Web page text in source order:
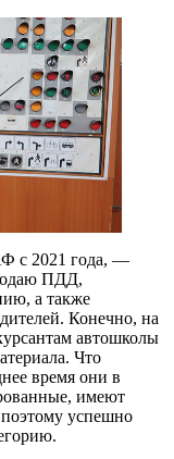
с 2021 года, —
ПДД,
а также
Конечно, на
автошколы
Что
время они в
имеют
успешно